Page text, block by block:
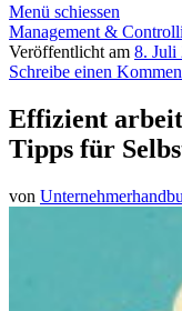
Menü schiessen
Management &
Veröffentlicht am 8. Juli
Schreibe einen
Effizient
Tipps für
von